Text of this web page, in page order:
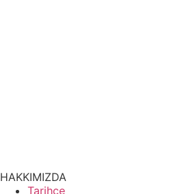
HAKKIMIZDA
Tarihçe